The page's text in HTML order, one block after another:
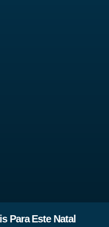
Para Este Natal